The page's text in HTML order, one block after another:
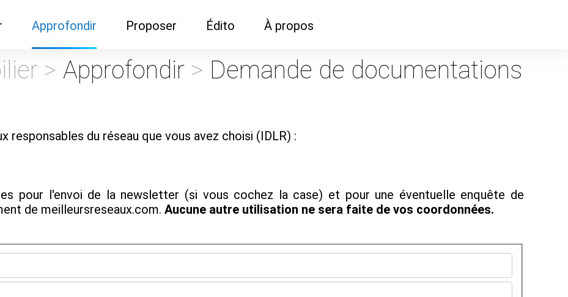
Approfondir
Demandes de
documentation
Cercles inter-agences
Proposer
Recommander son réseau
Édito
Newsletter
Café du commerce
À propos
Nous contacter
> Approfondir > Demande de documentations
du réseau que vous avez choisi (IDLR) :
pour l'envoi de la newsletter (si vous cochez la case) et pour une éventuelle enquête de
de meilleursreseaux.com. Aucune autre utilisation ne sera faite de vos coordonnées.